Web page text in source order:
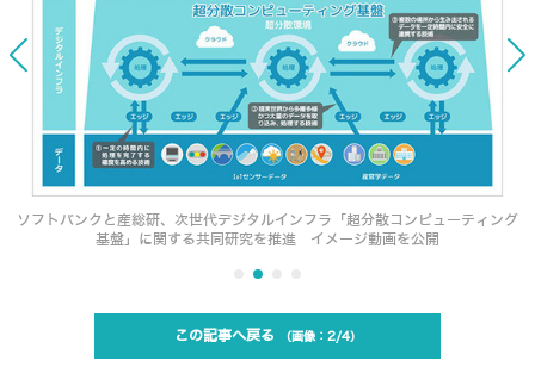
ソフトバンクと産総研、次世代デジタルインフラ「超分散コンピューティング
基盤」に関する共同研究を推進 イメージ動画を公開
この記事へ戻る 2/4